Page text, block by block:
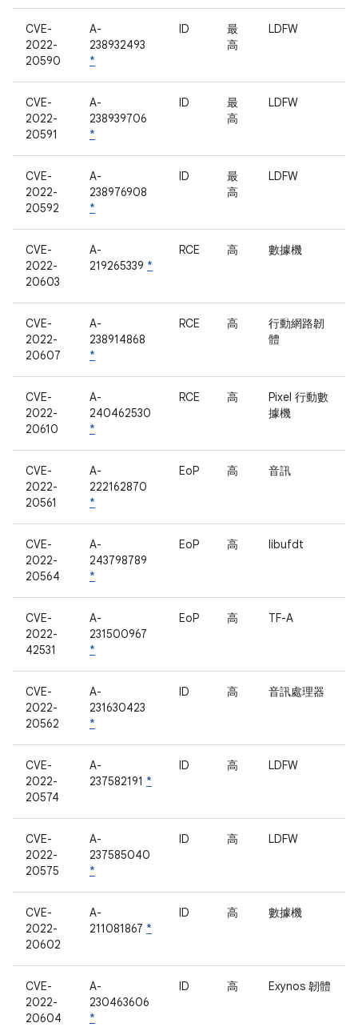
CVE-
2022-
20590
A-
238932493
*
ID
最
高
LDFW
CVE-
2022-
20591
A-
238939706
*
ID
最
高
LDFW
CVE-
2022-
20592
A-
238976908
*
ID
最
高
LDFW
CVE-
2022-
20603
A-
219265339 *
RCE 高 數據機
CVE-
2022-
20607
A-
238914868
*
RCE 高
行動網路韌
體
CVE-
2022-
20610
A-
240462530
*
RCE 高
Pixel 行動數
據機
CVE-
2022-
20561
A-
222162870
*
EoP 高 音訊
CVE-
2022-
20564
A-
243798789
*
EoP 高 libufdt
CVE-
2022-
42531
A-
231500967
*
EoP 高 TF-A
CVE-
2022-
20562
A-
231630423
*
ID 高 音訊處理器
CVE-
2022-
20574
A-
237582191 *
ID 高 LDFW
CVE-
2022-
20575
A-
237585040
*
ID 高 LDFW
CVE-
2022-
20602
A-
211081867 *
ID 高 數據機
CVE-
2022-
20604
A-
230463606
*
ID 高 Exynos 韌體